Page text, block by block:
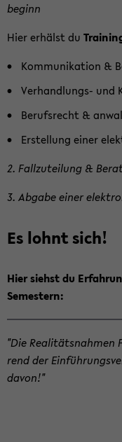
be­ginn
Hier er­hälst du
Kom­mu­ni­ka­ti­on &
Verhandlungs-​
Be­rufs­recht &
Er­stel­lung einer
2. Fall­zu­tei­lung &
3. Ab­ga­be einer
Es lohnt sich!
Hier siehst du
Se­mes­tern:
"Die Rea­li­täts­nah­men
rend der
davon!"